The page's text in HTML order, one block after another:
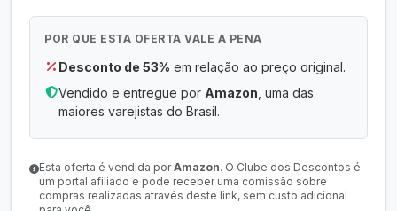
POR QUE ESTA OFERTA VALE A PENA
Desconto de 53% em relação ao preço original.
Vendido e entregue por Amazon , uma das
maiores varejistas do Brasil.
Esta oferta é vendida porAmazon. O Clube dos Descontos é
um portal afiliado e pode receber uma comissão sobre
compras realizadas através deste link, sem custo adicional